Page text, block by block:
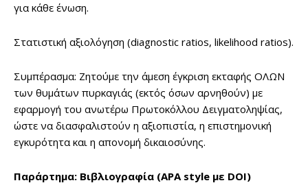
για κάθε ένωση.
Στατιστική αξιολόγηση (diagnostic ratios, likelihood ratios).
Συμπέρασμα: Ζητούμε την άμεση έγκριση εκταφής ΟΛΩΝ
των θυμάτων πυρκαγιάς (εκτός όσων αρνηθούν) με
εφαρμογή του ανωτέρω Πρωτοκόλλου Δειγματοληψίας,
ώστε να διασφαλιστούν η αξιοπιστία, η επιστημονική
εγκυρότητα και η απονομή δικαιοσύνης.
Παράρτημα: Βιβλιογραφία (APA style με DOI)